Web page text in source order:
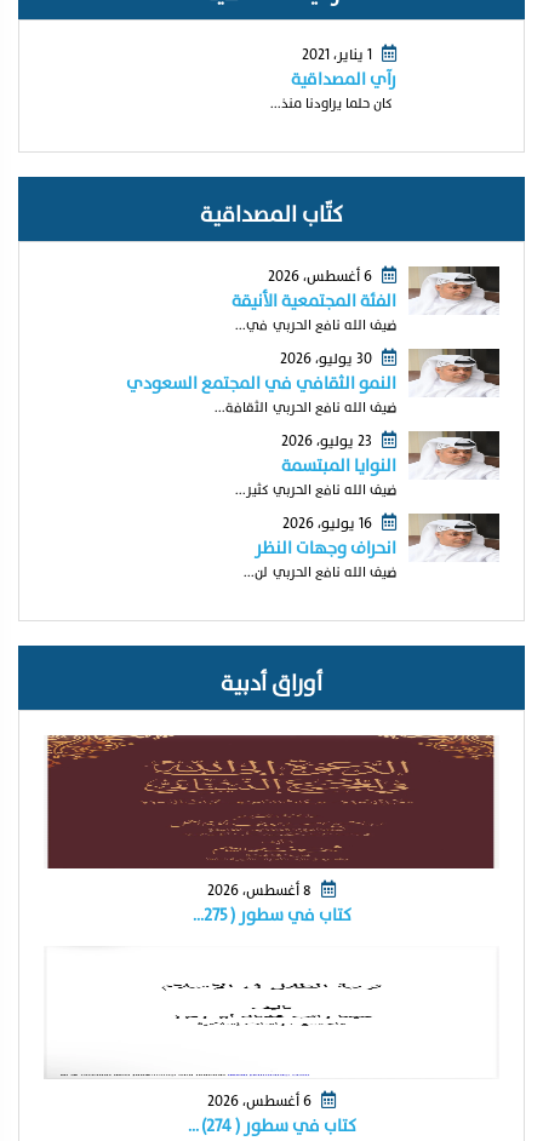
1 يناير، 2021
رآي المصداقية
كان حلما يراودنا منذ...
كتّاب المصداقية
6 أغسطس، 2026
الفئة المجتمعية الأنيقة
ضيف الله نافع الحربي في...
30 يوليو، 2026
النمو الثقافي في المجتمع السعودي
ضيف الله نافع الحربي الثقافة...
النوايا المبتسمة
ضيف الله نافع الحربي كثير...
16 يوليو، 2026
انحراف وجهات النظر
ضيف الله نافع الحربي لن...
أوراق أدبية
كتاب في سطور ( ٢٧٥…
كتاب في سطور ( ٢٧٤) …